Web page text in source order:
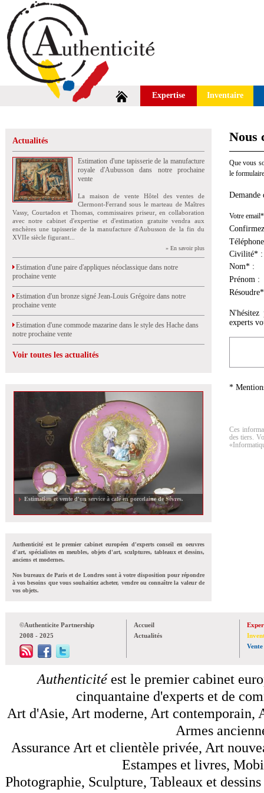
Expertise Inventaire
Actualités
Estimation d'une tapisserie de la manufacture
royale d'Aubusson dans notre prochaine
vente
La maison de vente Hôtel des ventes de
Clermont-Ferrand sous le marteau de Maîtres
Vassy, Courtadon et Thomas, commissaires priseur, en collaboration
avec notre cabinet d'expertise et d'estimation gratuite vendra aux
enchères une tapisserie de la manufacture d'Aubusson de la fin du
XVIIe siècle figurant...
» En savoir plus
Estimation d'une paire d'appliques néoclassique dans notre
prochaine vente
Estimation d'un bronze signé Jean-Louis Grégoire dans notre
prochaine vente
Estimation d'une commode mazarine dans le style des Hache dans
notre prochaine vente
Voir toutes les actualités
Estimation et vente d'un service à café en porcelaine de Sèvres.
Authenticité est le premier cabinet européen d'experts conseil en oeuvres
d'art, spécialistes en meubles, objets d'art, sculptures, tableaux et dessins,
anciens et modernes.
Nos bureaux de Paris et de Londres sont à votre disposition pour répondre
à vos besoins que vous souhaitiez acheter, vendre ou connaître la valeur de
vos objets.
Nous
Que vous
le
Demande
Votre
Civilité* :
Nom* :
Prénom :
N'hésitez
experts
*
Ces
des tiers.
©Authenticite Partnership
2008 - 2025
Accueil
Actualités
Vente
Authenticitéest le premier cabinet
cinquantaine d'experts et de
Art d'Asie, Art moderne, Art contemporain,
Armes
Assurance Art et clientèle privée, Art
Estampes et livres,
Photographie, Sculpture, Tableaux et